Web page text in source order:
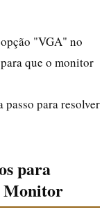
"VGA" no
que o monitor
passo para resolver
para
Monitor